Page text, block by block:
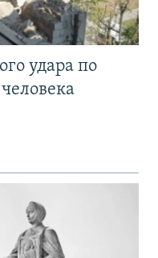
удара по